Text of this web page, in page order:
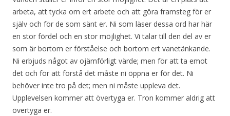
arbeta, att tycka om ert arbete och att göra framsteg för er
själv och för de som sänt er. Ni som läser dessa ord har här
en stor fördel och en stor möjlighet. Vi talar till den del av er
som är bortom er förståelse och bortom ert vanetänkande.
Ni erbjuds något av ojämförligt värde; men för att ta emot
det och för att förstå det måste ni öppna er för det. Ni
behöver inte tro på det; men ni måste uppleva det.
Upplevelsen kommer att övertyga er. Tron kommer aldrig att
övertyga er.